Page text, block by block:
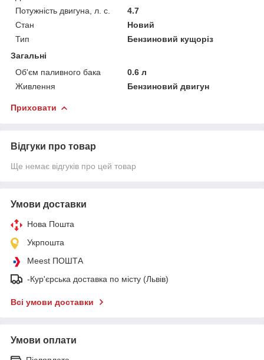
Потужність двигуна, л. с.
4.7
Стан
Новий
Тип
Бензиновий кущоріз
Загальні
Об'єм паливного бака
0.6 л
Живлення
Бензиновий двигун
Приховати
Відгуки про товар
Ще немає відгуків про цей товар
Умови доставки
Нова Пошта
Укрпошта
Meest ПОШТА
-Кур'єрська доставка по місту (Львів)
Всі умови доставки
Умови оплати